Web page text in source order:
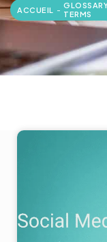
ACCUEIL - TERMS